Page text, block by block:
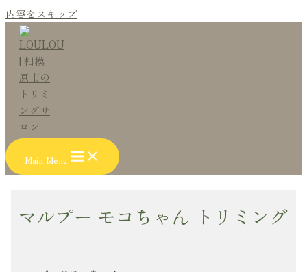
内容をスキップ
Main Menu
マルプー モコちゃん トリミング